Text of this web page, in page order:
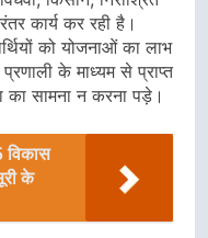
कार्य कर रही है।
को योजनाओं का लाभ
के माध्यम से प्राप्त
का सामना न करना पड़े।
विकास
के